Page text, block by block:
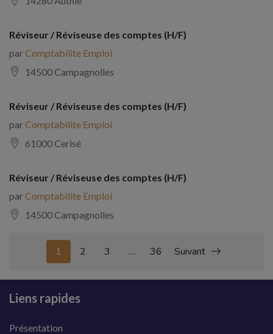
Réviseur / Réviseuse des comptes (H/F)
parComptabilite Emploi
14500 Campagnolles
Réviseur / Réviseuse des comptes (H/F)
parComptabilite Emploi
61000 Cerisé
Réviseur / Réviseuse des comptes (H/F)
parComptabilite Emploi
14500 Campagnolles
1 2 3 … 36 Suivant
Liens rapides
Présentation